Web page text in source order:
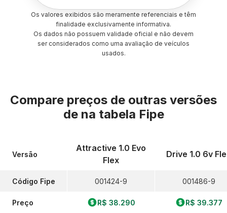
Os valores exibidos são meramente referenciais e têm
finalidade exclusivamente informativa.
Os dados não possuem validade oficial e não devem
ser considerados como uma avaliação de veículos
usados.
Compare preços de outras versões
de na tabela Fipe
Versão
Código Fipe
Preço
Attractive 1.0 Evo
Flex
001424-9
R$ 38.290
Drive 1.0 6v
001486-9
R$ 39.377